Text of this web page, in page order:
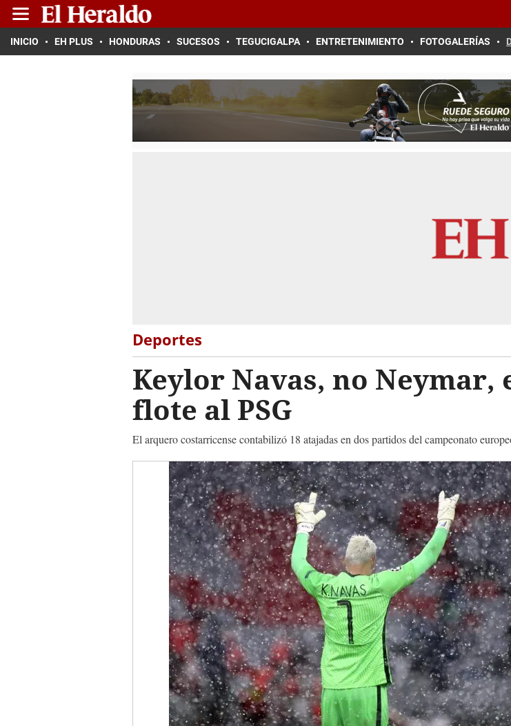
INICIO EH PLUS HONDURAS SUCESOS TEGUCIGALPA ENTRETENIMIENTO FOTOGALERÍAS
Deportes
Keylor Navas, no Neymar,
flote al PSG
El arquero costarricense contabilizó 18 atajadas en dos partidos del campeonato